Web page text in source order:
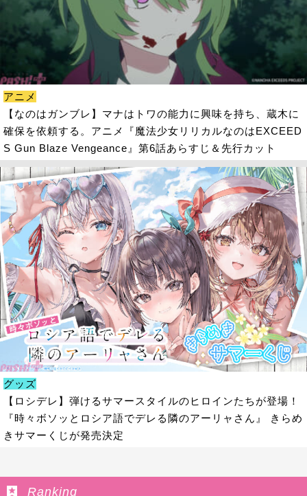
アニメ
【なのはガンブレ】マナはトワの能力に興味を持ち、蔵木に
確保を依頼する。アニメ『魔法少女リリカルなのはEXCEED
S Gun Blaze Vengeance』第6話あらすじ＆先行カット
グッズ
【ロシデレ】弾けるサマースタイルのヒロインたちが登場！
『時々ボソッとロシア語でデレる隣のアーリャさん』 きらめ
きサマーくじが発売決定
Ranking